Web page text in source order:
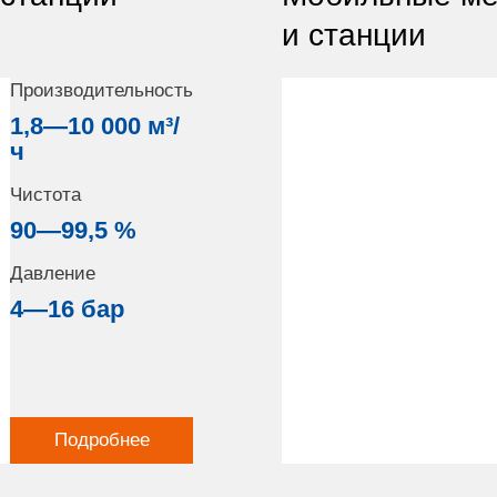
Производительность
1,8—10 000 м³/
ч
Чистота
90—99,5 %
Давление
4—16 бар
Подробнее
и станции